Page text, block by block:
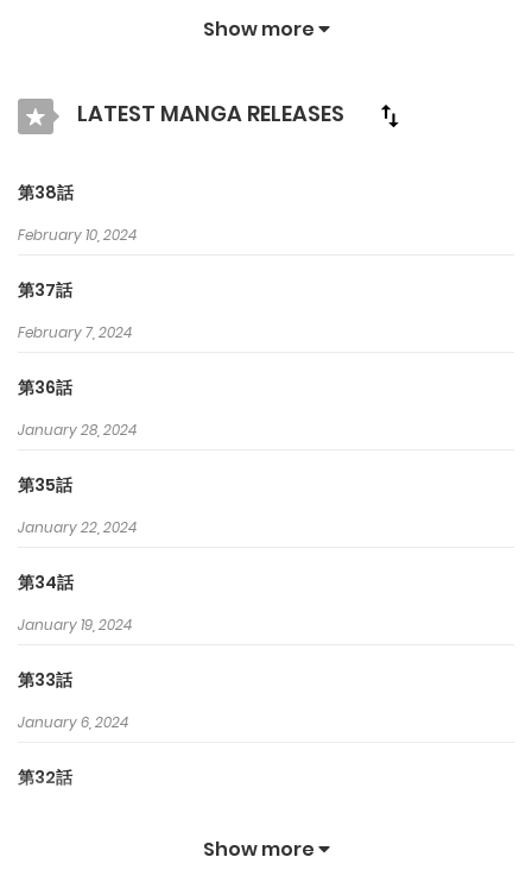
れた時、お前の心臓を食ってやる」 そして10年後―― 当時の記憶
ろがある日…ドラゴンが村へやってくるという噂を耳にする。 ｢こ
のままじゃ…食べられちゃう！｣ 果たしてシルリアは、平穏な日常
Show more
LATEST MANGA RELEASES
第38話
February 10, 2024
第37話
February 7, 2024
第36話
January 28, 2024
第35話
January 22, 2024
第34話
January 19, 2024
第33話
January 6, 2024
第32話
Show more